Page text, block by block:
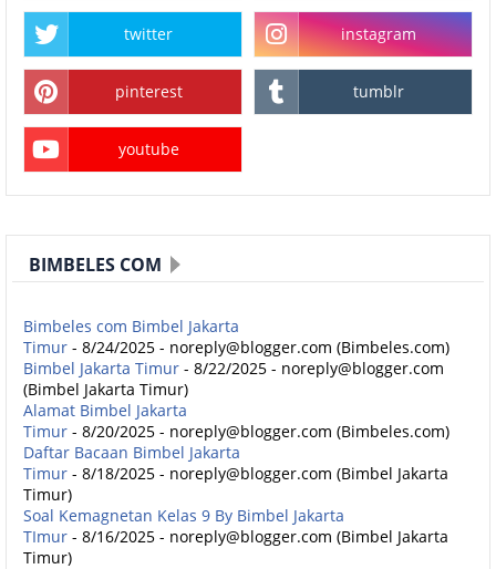
twitter instagram
pinterest tumblr
youtube
BIMBELES COM
Bimbeles com Bimbel Jakarta
Timur - 8/24/2025 - noreply@blogger.com (Bimbeles.com)
Bimbel Jakarta Timur - 8/22/2025 - noreply@blogger.com
(Bimbel Jakarta Timur)
Alamat Bimbel Jakarta
Timur - 8/20/2025 - noreply@blogger.com (Bimbeles.com)
Daftar Bacaan Bimbel Jakarta
Timur - 8/18/2025 - noreply@blogger.com (Bimbel Jakarta
Timur)
Soal Kemagnetan Kelas 9 By Bimbel Jakarta
TImur - 8/16/2025 - noreply@blogger.com (Bimbel Jakarta
Timur)